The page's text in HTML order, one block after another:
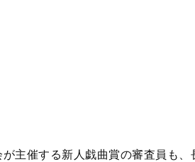
ェクトを立ち上げようとした矢先